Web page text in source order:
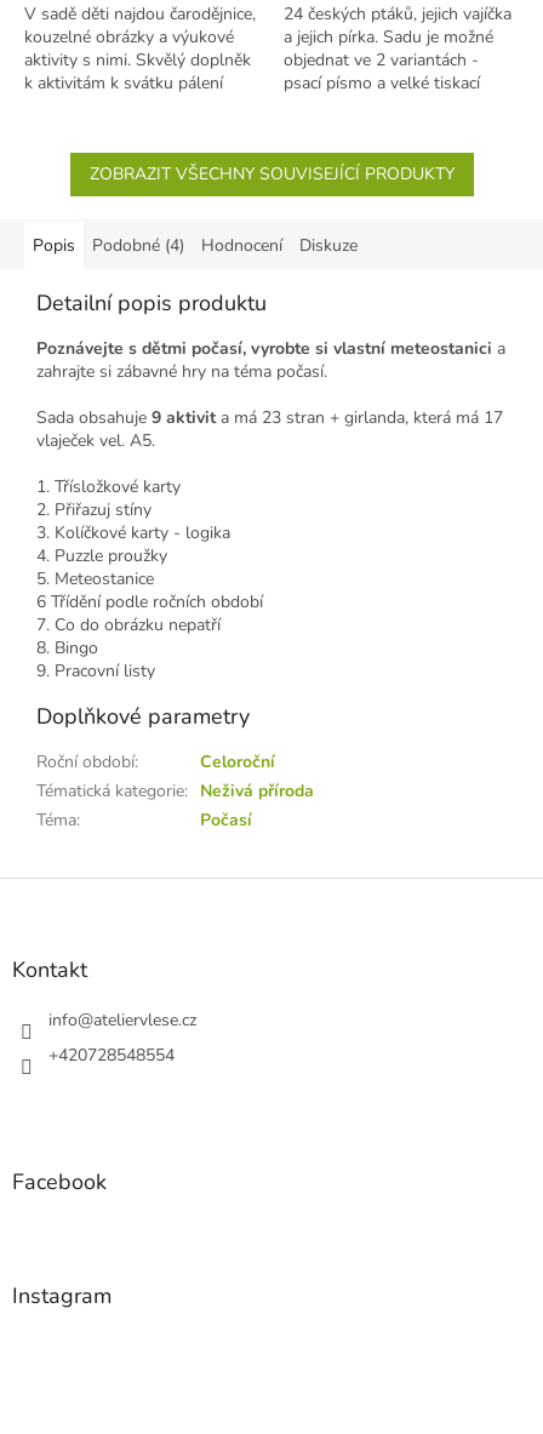
V sadě děti najdou čarodějnice,
kouzelné obrázky a výukové
aktivity s nimi. Skvělý doplněk
k aktivitám k svátku pálení
24 českých ptáků, jejich vajíčka
a jejich pírka. Sadu je možné
objednat ve 2 variantách -
psací písmo a velké tiskací
ZOBRAZIT VŠECHNY SOUVISEJÍCÍ PRODUKTY
Popis Podobné (4) Hodnocení Diskuze
Detailní popis produktu
Poznávejte s dětmi počasí, vyrobte si vlastní meteostanici a
zahrajte si zábavné hry na téma počasí.
Sada obsahuje 9 aktivita má 23 stran + girlanda, která má 17
vlaječek vel. A5.
1. Třísložkové karty
2. Přiřazuj stíny
3. Kolíčkové karty - logika
4. Puzzle proužky
5. Meteostanice
6 Třídění podle ročních období
7. Co do obrázku nepatří
8. Bingo
9. Pracovní listy
Doplňkové parametry
Roční období:
Celoroční
Tématická kategorie: Neživá příroda
Téma: Počasí
Z
Kontakt
info@ateliervlese.cz
+420728548554
Facebook
Instagram